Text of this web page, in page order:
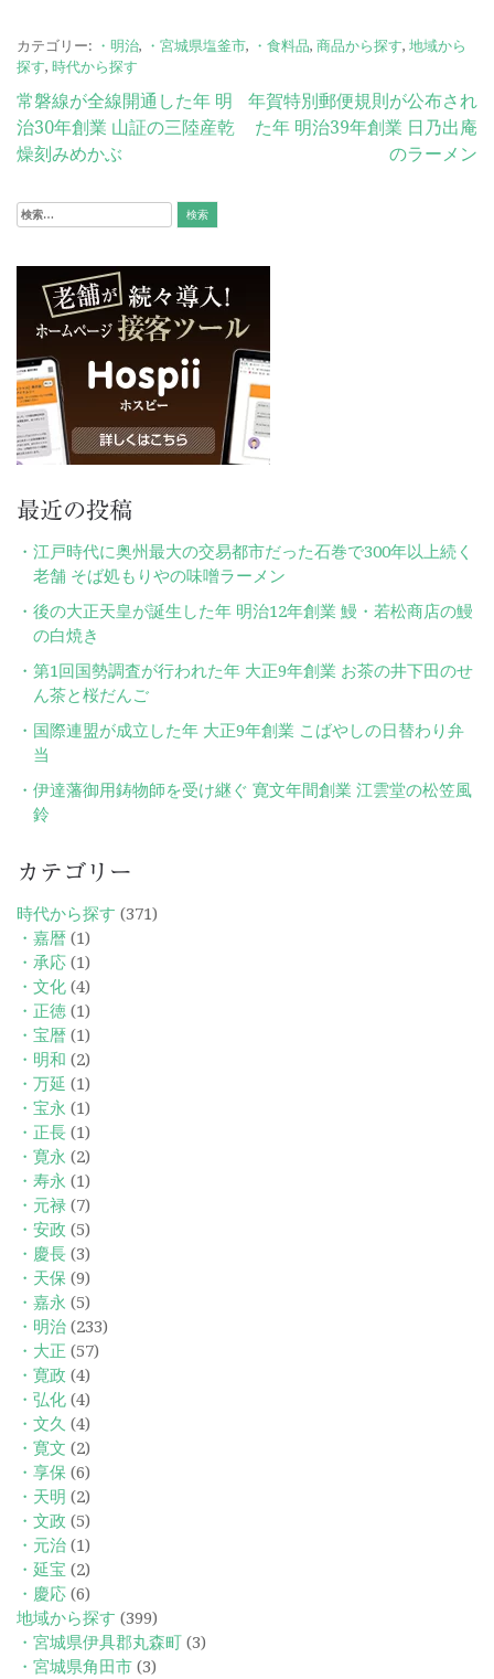
カテゴリー: ・明治, ・宮城県塩釜市, ・食料品, 商品から探す, 地域から
探す, 時代から探す
投
稿
ビ
ー
シ
ョ
ン
常磐線が全線開通した年 明
治30年創業 山証の三陸産乾
燥刻みめかぶ
年賀特別郵便規則が公布され
た年 明治39年創業 日乃出庵
のラーメン
検
最近の投稿
江戸時代に奥州最大の交易都市だった石巻で300年以上続く
老舗 そば処もりやの味噌ラーメン
後の大正天皇が誕生した年 明治12年創業 鰻・若松商店の鰻
の白焼き
第1回国勢調査が行われた年 大正9年創業 お茶の井下田のせ
ん茶と桜だんご
国際連盟が成立した年 大正9年創業 こばやしの日替わり弁
当
伊達藩御用鋳物師を受け継ぐ 寛文年間創業 江雲堂の松笠風
鈴
カテゴリー
時代から探す (371)
・嘉暦 (1)
・承応 (1)
・文化 (4)
・正徳 (1)
・宝暦 (1)
・明和 (2)
・万延 (1)
・宝永 (1)
・正長 (1)
・寛永 (2)
・寿永 (1)
・元禄 (7)
・安政 (5)
・慶長 (3)
・天保 (9)
・嘉永 (5)
・明治 (233)
・大正 (57)
・寛政 (4)
・弘化 (4)
・文久 (4)
・寛文 (2)
・享保 (6)
・天明 (2)
・文政 (5)
・元治 (1)
・延宝 (2)
・慶応 (6)
地域から探す (399)
・宮城県伊具郡丸森町 (3)
・宮城県角田市 (3)